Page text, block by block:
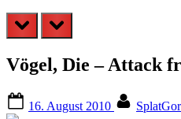
prev next
Vögel, Die – Attack
on
16. August 2010